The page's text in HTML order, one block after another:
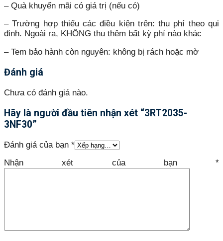
– Quà khuyến mãi có giá trị (nếu có)
– Trường hợp thiếu các điều kiện trên: thu phí theo qui
định. Ngoài ra, KHÔNG thu thêm bất kỳ phí nào khác
– Tem bảo hành còn nguyên: không bị rách hoặc mờ
Đánh giá
Chưa có đánh giá nào.
Hãy là người đầu tiên nhận xét “3RT2035-
3NF30”
Đánh giá của bạn *
Nhận xét của bạn *